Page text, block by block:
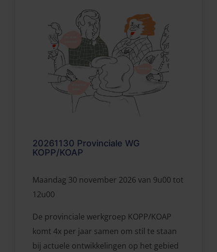
20261130 Provinciale WG
KOPP/KOAP
De provinciale werkgroep KOPP/KOAP
komt 4x per jaar samen om stil te staan
bij actuele ontwikkelingen op het gebied
Maandag 30 november 2026 van 9u00 tot
12u00